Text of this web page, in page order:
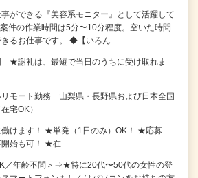
ができる『美容系モニター』として活躍して
件の作業時間は5分〜10分程度。空いた時間
きるお仕事です。 ◆【いろん…
★謝礼は、最短で当日のうちに受け取れま
モート勤務 山梨県・長野県および日本全国
宅OK）
働けます！ ★単発（1日のみ）OK！ ★応募
開始も可！ ★在…
／年齢不問＞⇒★特に20代〜50代の女性の登